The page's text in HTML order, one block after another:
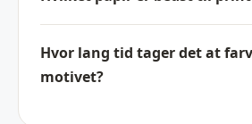
Hvor lang tid tager det at
motivet?